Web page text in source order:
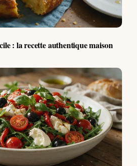
: la recette authentique maison